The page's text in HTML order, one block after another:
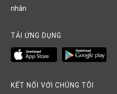
nhân
TẢI ỨNG DỤNG
KẾT NỐI VỚI CHÚNG TÔI